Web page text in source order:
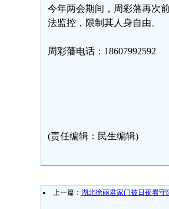
今年两会期间，周彩藩再次
法监控，限制其人身自由。
周彩藩电话：18607992592
(责任编辑：民生编辑)
上一篇： 湖北徐丽君家门被日夜看守